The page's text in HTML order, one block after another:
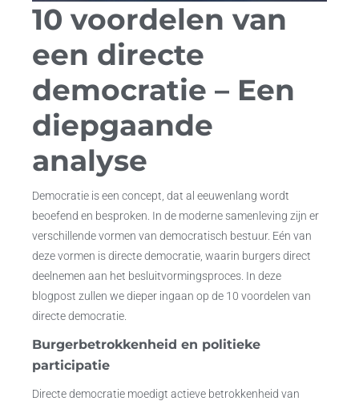
10 voordelen van
een directe
democratie – Een
diepgaande
analyse
Democratie is een concept, dat al eeuwenlang wordt
beoefend en besproken. In de moderne samenleving zijn er
verschillende vormen van democratisch bestuur. Eén van
deze vormen is directe democratie, waarin burgers direct
deelnemen aan het besluitvormingsproces. In deze
blogpost zullen we dieper ingaan op de 10 voordelen van
directe democratie.
Burgerbetrokkenheid en politieke
participatie
Directe democratie moedigt actieve betrokkenheid van